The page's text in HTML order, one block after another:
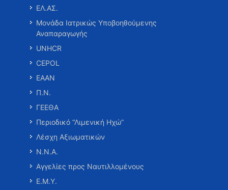
ΕΛ.ΑΣ.
Μονάδα Ιατρικώς Υποβοηθούμενης
Αναπαραγωγής
UNHCR
CEPOL
ΕΑΑΝ
Π.Ν.
ΓΕΕΘΑ
Περιοδικό “Λιμενική Ηχώ”
Λέσχη Αξιωματικών
Ν.Ν.Α.
Αγγελίες προς Ναυτιλλομένους
Ε.Μ.Υ.